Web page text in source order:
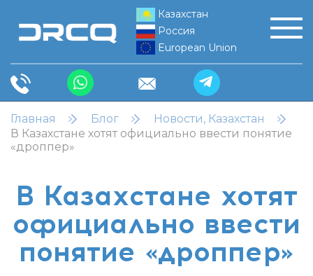
Казахстан
Россия
European Union
Главная Блог
Новости, Казахстан
В Казахстане хотят официально ввести понятие
«дроппер»
В Казахстане хотят
официально ввести
понятие «дроппер»